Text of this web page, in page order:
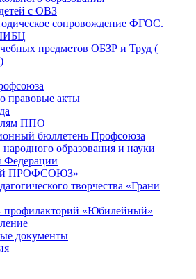
с ОВЗ
сопровождение ФГОС.
предметов ОБЗР и Труд (
правовые акты
ППО
бюллетень Профсоюза
народного образования и науки
Федерации
ПРОФСОЮЗ»
творчества «Грани
профилакторий «Юбилейный»
документы